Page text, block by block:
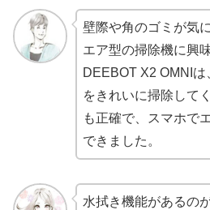
壁際や角のゴミが気
エア型の掃除機に興
DEEBOT X2 OMNI
をきれいに掃除して
も正確で、スマホで
できました。
水拭き機能があるの